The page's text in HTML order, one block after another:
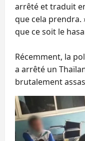
arrêté et traduit
que cela prendra.
que ce soit le
Récemment, la
a arrêté un
brutalement